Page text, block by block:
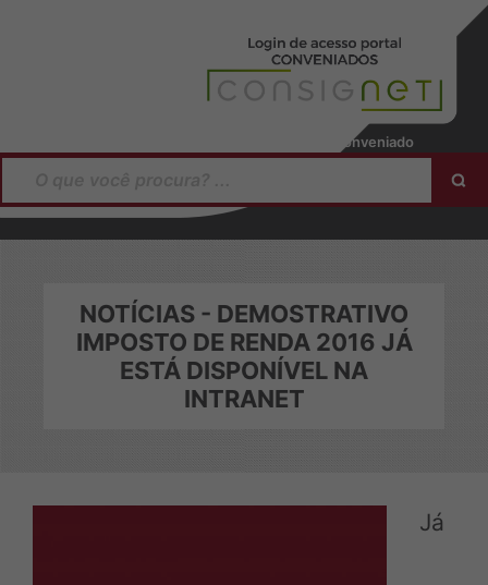
Baixar manual Conveniado
Sobre a ASEPI
Diretoria e Conselheiros
NOTÍCIAS - DEMOSTRATIVO
IMPOSTO DE RENDA 2016 JÁ
ESTÁ DISPONÍVEL NA
INTRANET
Já